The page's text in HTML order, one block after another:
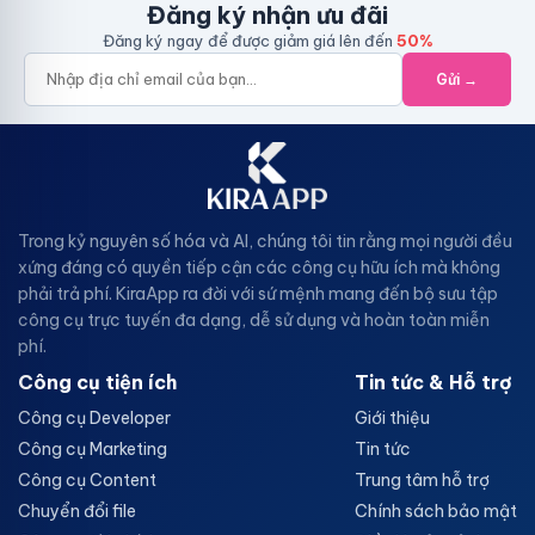
Ví dụ minh họa
Để hiểu rõ hơn về cách hoạt động củaBase64 Decoder, hãy
xem xét một vài ví dụ cụ thể:
Giả sử bạn có chuỗi Base64 sau:
Khi bạn sử dụng công cụBase64 Decoder
giải mã chuỗi này, bạn sẽ nhận được kết quả:
Ví dụ 2: Mã hóa một đoạn văn bản
Bạn muốn mã hóa đoạn văn bản sau: Đây là một ví dụ về
mã hóa Base64.
Bạn có một chuỗi Base64 chứa dữ liệu JSON đã được mã hóa.
Công cụBase64 Decoder
của KiraApp có thể giúp bạn giải
mã và định dạng lại dữ liệu JSON này để dễ đọc hơn.
Những lưu ý quan trọng khi sử dụng Base64
Đăng ký nhận ưu đãi
Đăng ký ngay để được giảm giá lên đến 50%
Gửi →
Trong kỷ nguyên số hóa và AI, chúng tôi tin rằng mọi người đều
xứng đáng có quyền tiếp cận các công cụ hữu ích mà không
phải trả phí. KiraApp ra đời với sứ mệnh mang đến bộ sưu tập
công cụ trực tuyến đa dạng, dễ sử dụng và hoàn toàn miễn
phí.
Công cụ tiện ích
Công cụ Developer
Công cụ Marketing
Công cụ Content
Chuyển đổi file
Tin tức & Hỗ trợ
Giới thiệu
Tin tức
Trung tâm hỗ trợ
Chính sách bảo mật